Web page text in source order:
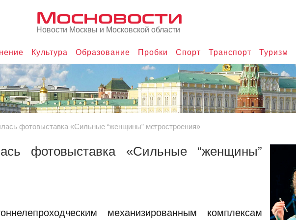
Мосновости
Новости Москвы и Московской области
Культура Образование Пробки Спорт Транспорт Туризм
фотовыставка «Сильные “женщины” метростроения»
фотовыставка «Сильные “женщины”
механизированным комплексам